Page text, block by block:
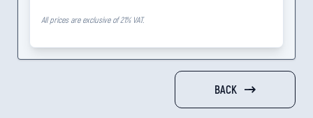
All prices are exclusive of 21% VAT.
BACK